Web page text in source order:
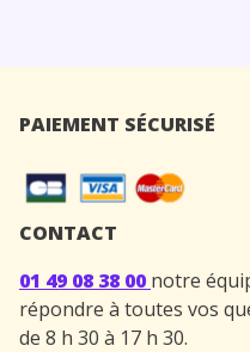
PAIEMENT SÉCURISÉ
CONTACT
01 49 08 38 00 notre
répondre à toutes vos
de 8 h 30 à 17 h 30.